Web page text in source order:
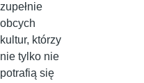
zupełnie
obcych
kultur, którzy
nie tylko nie
potrafią się